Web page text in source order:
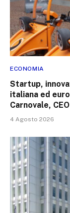
ECONOMIA
Startup,
italiana ed
Carnovale,
4 Agosto 2026